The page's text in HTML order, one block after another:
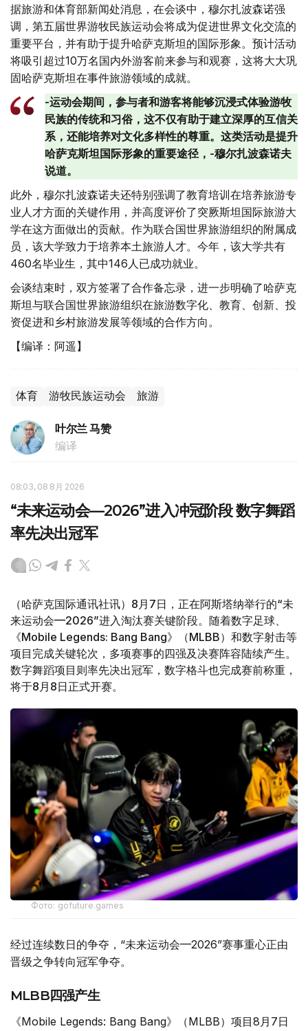
据旅游和体育部新闻处消息，在会谈中，穆尔扎波森诺强
调，第五届世界游牧民族运动会将成为促进世界文化交流的
重要平台，并有助于提升哈萨克斯坦的国际形象。预计活动
将吸引超过10万名国内外游客前来参与和观赛，这将大大巩
固哈萨克斯坦在事件旅游领域的成就。
-运动会期间，参与者和游客将能够沉浸式体验游牧
民族的传统和习俗，这不仅有助于建立深厚的互信关
系，还能培养对文化多样性的尊重。这类活动是提升
哈萨克斯坦国际形象的重要途径，-穆尔扎波森诺夫
说道。
此外，穆尔扎波森诺夫还特别强调了教育培训在培养旅游专
业人才方面的关键作用，并高度评价了突厥斯坦国际旅游大
学在这方面做出的贡献。作为联合国世界旅游组织的附属成
员，该大学致力于培养本土旅游人才。今年，该大学共有
460名毕业生，其中146人已成功就业。
会谈结束时，双方签署了合作备忘录，进一步明确了哈萨克
斯坦与联合国世界旅游组织在旅游数字化、教育、创新、投
资促进和乡村旅游发展等领域的合作方向。
【编译：阿遥】
体育 游牧民族运动会 旅游
叶尔兰 马赞
编译
08:03, 08 8月 2026
“未来运动会—2026”进入冲冠阶段 数字舞蹈
率先决出冠军
（哈萨克国际通讯社讯）8月7日，正在阿斯塔纳举行的“未
来运动会—2026”进入淘汰赛关键阶段。随着数字足球、
《Mobile Legends: Bang Bang》（MLBB）和数字射击等
项目完成关键轮次，多项赛事的四强及决赛阵容陆续产生。
数字舞蹈项目则率先决出冠军，数字格斗也完成赛前称重，
将于8月8日正式开赛。
Фото: gofuture.games
经过连续数日的争夺，“未来运动会—2026”赛事重心正由
晋级之争转向冠军争夺。
MLBB四强产生
《Mobile Legends: Bang Bang》（MLBB）项目8月7日